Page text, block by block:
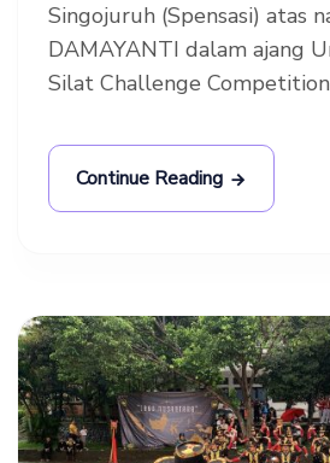
Singojuruh (Spensasi) atas
DAMAYANTI dalam ajang
Silat Challenge
Continue Reading